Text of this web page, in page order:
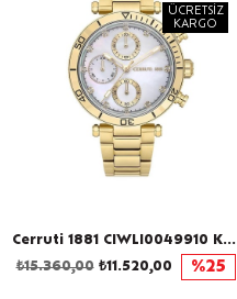
Cerruti 1881 CIWLI0049910 Kadın Kol Saati
ÜCRETSIZ
KARGO
₺11.520,00
₺15.360,00 %25